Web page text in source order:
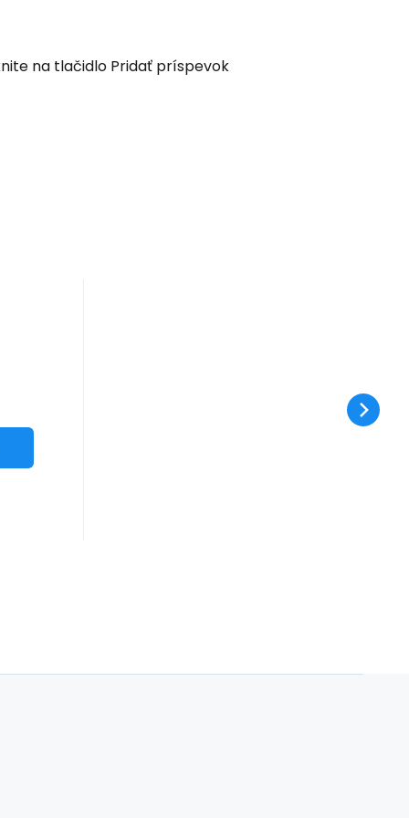
na tlačidlo Pridať príspevok